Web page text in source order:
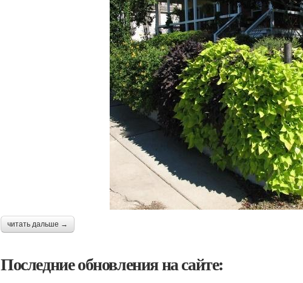
читать дальше →
Последние обновления на сайте: